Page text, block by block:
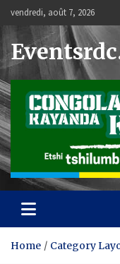
content
vendredi, août 7, 2026
Home Category